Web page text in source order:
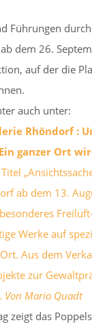
Führungen
dem 26.
auf der die
auch unter:
Rhöndorf :
ganzer Ort
ab dem 13.
Werke auf
Aus dem
zur
Von Mario Quadt
zeigt das